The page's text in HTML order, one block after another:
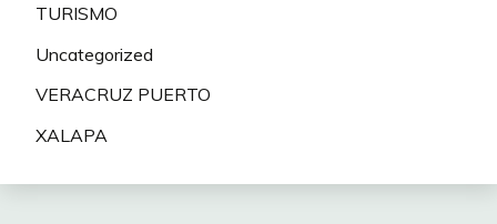
TURISMO
Uncategorized
VERACRUZ PUERTO
XALAPA